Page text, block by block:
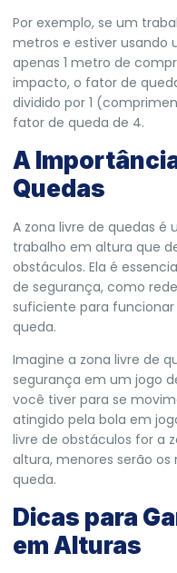
Por exemplo, se um
metros e estiver usando
apenas 1 metro de
impacto, o fator de
dividido por 1
fator de queda de 4.
A
Quedas
A zona livre de quedas é
trabalho em altura que
obstáculos. Ela é
de segurança, como
suficiente para
queda.
Imagine a zona livre de
segurança em um jogo
você tiver para se
atingido pela bola em
livre de obstáculos for a
altura, menores serão os
queda.
Dicas para
em Alturas